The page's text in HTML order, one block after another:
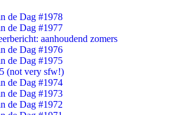
de Dag #1978
de Dag #1977
aanhoudend zomers
de Dag #1976
de Dag #1975
(not very sfw!)
de Dag #1974
de Dag #1973
de Dag #1972